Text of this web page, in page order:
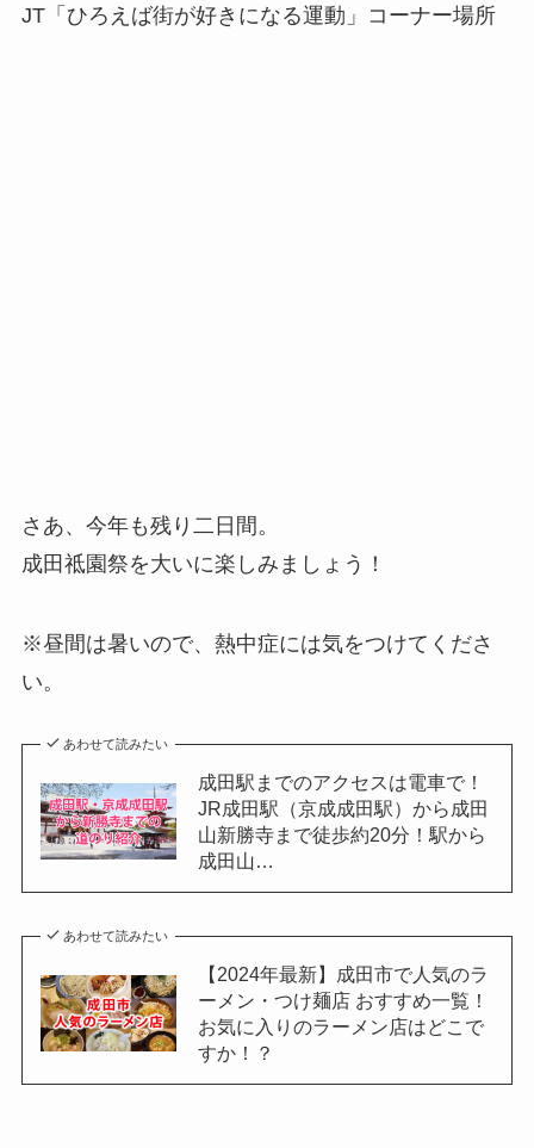
JT「ひろえば街が好きになる運動」コーナー場所
さあ、今年も残り二日間。
成田祗園祭を大いに楽しみましょう！
※昼間は暑いので、熱中症には気をつけてくださ
い。
あわせて読みたい
成田駅までのアクセスは電車で！
JR成田駅（京成成田駅）から成田
山新勝寺まで徒歩約20分！駅から
成田山…
あわせて読みたい
【2024年最新】成田市で人気のラ
ーメン・つけ麺店 おすすめ一覧！
お気に入りのラーメン店はどこで
すか！？